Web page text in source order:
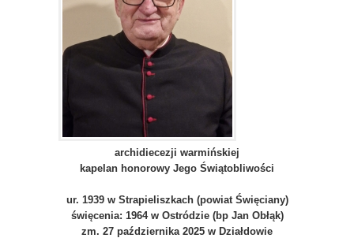
archidiecezji warmińskiej
kapelan honorowy Jego Świątobliwości
ur. 1939 w Strapieliszkach (powiat Święciany)
święcenia: 1964 w Ostródzie (bp Jan Obłąk)
zm. 27 października 2025 w Działdowie